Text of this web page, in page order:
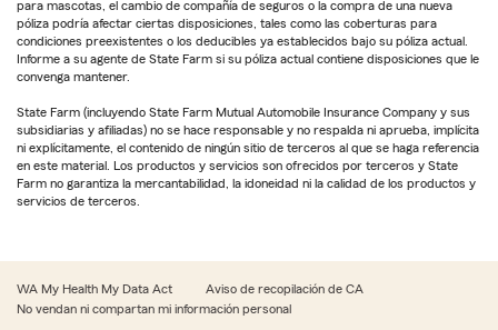
para mascotas, el cambio de compañía de seguros o la compra de una nueva
póliza podría afectar ciertas disposiciones, tales como las coberturas para
condiciones preexistentes o los deducibles ya establecidos bajo su póliza actual.
Informe a su agente de State Farm si su póliza actual contiene disposiciones que le
convenga mantener.
State Farm (incluyendo State Farm Mutual Automobile Insurance Company y sus
subsidiarias y afiliadas) no se hace responsable y no respalda ni aprueba, implícita
ni explícitamente, el contenido de ningún sitio de terceros al que se haga referencia
en este material. Los productos y servicios son ofrecidos por terceros y State
Farm no garantiza la mercantabilidad, la idoneidad ni la calidad de los productos y
servicios de terceros.
WA My Health My Data Act
Aviso de recopilación de CA
No vendan ni compartan mi información personal